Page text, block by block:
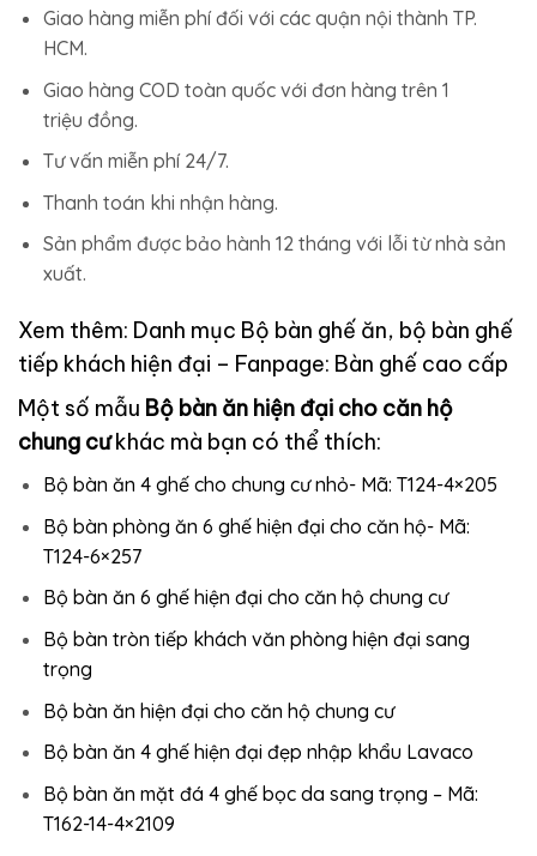
Giao hàng miễn phí đối với các quận nội thành TP.
HCM.
Giao hàng COD toàn quốc với đơn hàng trên 1
triệu đồng.
Tư vấn miễn phí 24/7.
Thanh toán khi nhận hàng.
Sản phẩm được bảo hành 12 tháng với lỗi từ nhà sản
xuất.
Xem thêm: Danh mục Bộ bàn ghế ăn, bộ bàn ghế
tiếp khách hiện đại – Fanpage: Bàn ghế cao cấp
Một số mẫu Bộ bàn ăn hiện đại cho căn hộ
chung cưkhác mà bạn có thể thích:
Bộ bàn ăn 4 ghế cho chung cư nhỏ- Mã: T124-4×205
Bộ bàn phòng ăn 6 ghế hiện đại cho căn hộ- Mã:
T124-6×257
Bộ bàn ăn 6 ghế hiện đại cho căn hộ chung cư
Bộ bàn tròn tiếp khách văn phòng hiện đại sang
trọng
Bộ bàn ăn hiện đại cho căn hộ chung cư
Bộ bàn ăn 4 ghế hiện đại đẹp nhập khẩu Lavaco
Bộ bàn ăn mặt đá 4 ghế bọc da sang trọng – Mã:
T162-14-4×2109